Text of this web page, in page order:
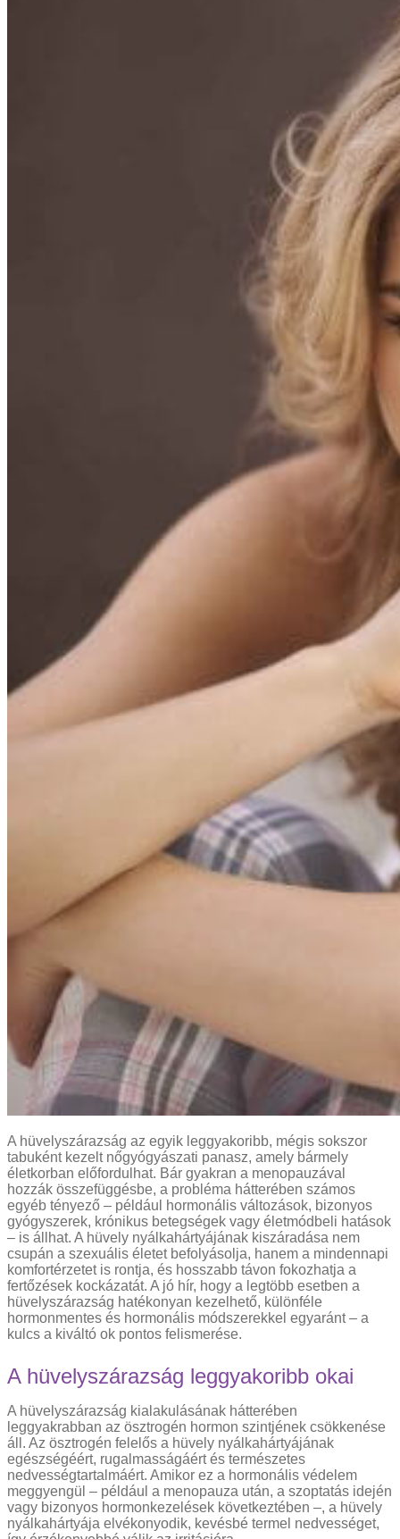
A hüvelyszárazság az egyik leggyakoribb, mégis sokszor
tabuként kezelt nőgyógyászati panasz, amely bármely
életkorban előfordulhat. Bár gyakran a menopauzával
hozzák összefüggésbe, a probléma hátterében számos
egyéb tényező – például hormonális változások, bizonyos
gyógyszerek, krónikus betegségek vagy életmódbeli hatások
– is állhat. A hüvely nyálkahártyájának kiszáradása nem
csupán a szexuális életet befolyásolja, hanem a mindennapi
komfortérzetet is rontja, és hosszabb távon fokozhatja a
fertőzések kockázatát. A jó hír, hogy a legtöbb esetben a
hüvelyszárazság hatékonyan kezelhető, különféle
hormonmentes és hormonális módszerekkel egyaránt – a
kulcs a kiváltó ok pontos felismerése.
A hüvelyszárazság leggyakoribb okai
A hüvelyszárazság kialakulásának hátterében
leggyakrabban az ösztrogén hormon szintjének csökkenése
áll. Az ösztrogén felelős a hüvely nyálkahártyájának
egészségéért, rugalmasságáért és természetes
nedvességtartalmáért. Amikor ez a hormonális védelem
meggyengül – például a menopauza után, a szoptatás idején
vagy bizonyos hormonkezelések következtében –, a hüvely
nyálkahártyája elvékonyodik, kevésbé termel nedvességet,